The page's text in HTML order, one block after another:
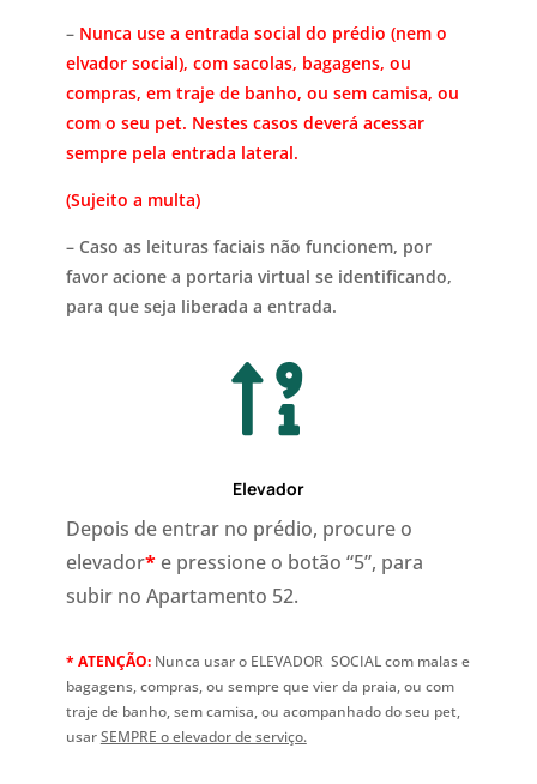
– Nunca use a entrada social do prédio (nem o
elvador social), com sacolas, bagagens, ou
compras, em traje de banho, ou sem camisa, ou
com o seu pet. Nestes casos deverá acessar
sempre pela entrada lateral.
(Sujeito a multa)
– Caso as leituras faciais não funcionem, por
favor acione a portaria virtual se identificando,
para que seja liberada a entrada.

Elevador
Depois de entrar no prédio, procure o
elevador*e pressione o botão “5”, para
subir no Apartamento 52.
* ATENÇÃO:Nunca usar o ELEVADOR SOCIAL com malas e
bagagens, compras, ou sempre que vier da praia, ou com
traje de banho, sem camisa, ou acompanhado do seu pet,
usarSEMPRE o elevador de serviço.